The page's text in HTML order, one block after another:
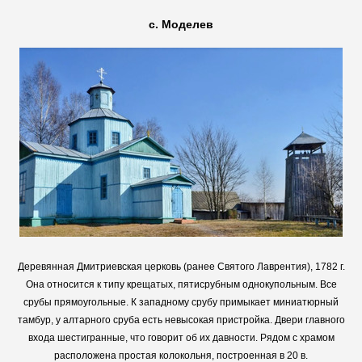
с. Моделев
Деревянная Дмитриевская церковь (ранее Святого Лаврентия), 1782 г.
Она относится к типу крещатых, пятисрубным однокупольным. Все
срубы прямоугольные. К западному срубу примыкает миниатюрный
тамбур, у алтарного сруба есть невысокая пристройка. Двери главного
входа шестигранные, что говорит об их давности. Рядом с храмом
расположена простая колокольня, построенная в 20 в.